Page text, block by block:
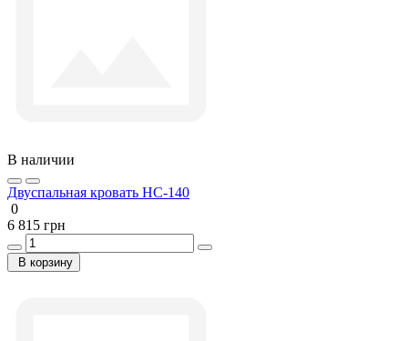
В наличии
Двуспальная кровать НС-140
0
6 815 грн
В корзину